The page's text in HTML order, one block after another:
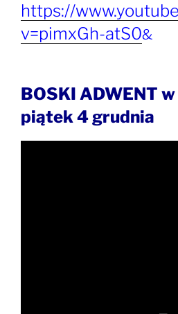
https://
v=pimxGh-atS0&
BOSKI ADWENT
piątek 4 grudnia